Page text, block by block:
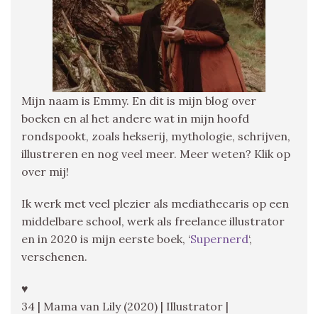
Mijn naam is Emmy. En dit is mijn blog over
boeken en al het andere wat in mijn hoofd
rondspookt, zoals hekserij, mythologie, schrijven,
illustreren en nog veel meer. Meer weten? Klik op
over mij!
Ik werk met veel plezier als mediathecaris op een
middelbare school, werk als freelance illustrator
en in 2020 is mijn eerste boek, ‘Supernerd‘,
verschenen.
♥
34 | Mama van Lily (2020) | Illustrator |